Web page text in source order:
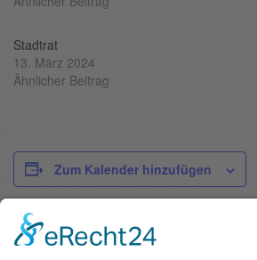
Stadtrat
13. März 2024
Ähnlicher Beitrag
Zum Kalender hinzufügen